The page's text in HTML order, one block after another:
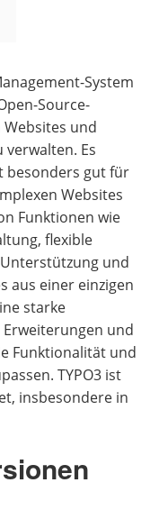
System
Source-
und
Es
besonders gut für
Websites
Funktionen wie
flexible
und
aus einer einzigen
starke
und
Funktionalität und
TYPO3 ist
insbesondere in